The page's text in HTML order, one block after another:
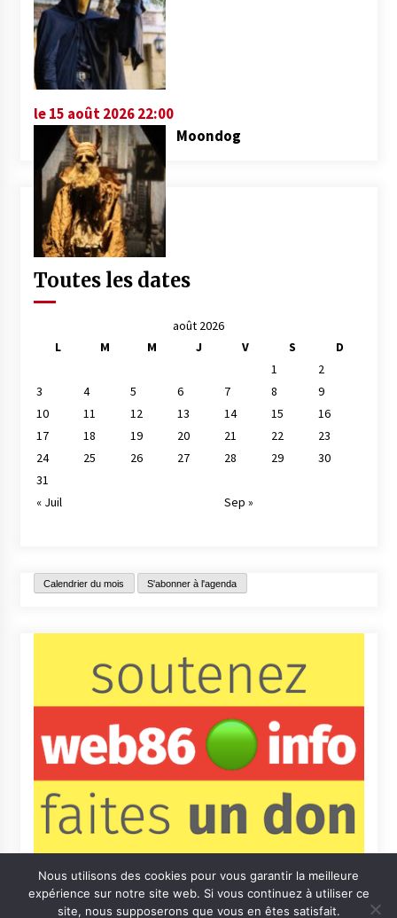
le 15 août 2026 22:00
Moondog
Toutes les dates
août 2026
L
M M J V S
D
1
2
3
4 5 6 7 8
9
10
11 12 13 14 15
16
17
18 19 20 21 22
23
24
25 26 27 28 29
30
31
« Juil
Sep »
Calendrier du mois S'abonner à l'agenda
Nous utilisons des cookies pour vous garantir la meilleure
expérience sur notre site web. Si vous continuez à utiliser ce
site, nous supposerons que vous en êtes satisfait.